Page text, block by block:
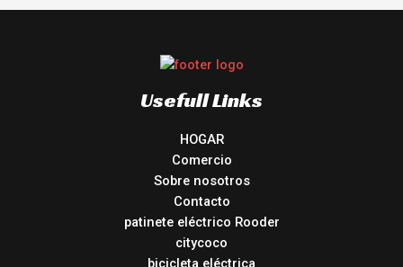
Usefull Links
HOGAR
Comercio
Sobre nosotros
Contacto
patinete eléctrico Rooder
citycoco